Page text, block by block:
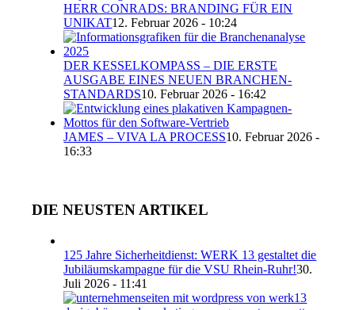
HERR CONRADS: BRANDING FÜR EIN
UNIKAT12. Februar 2026 - 10:24
DER KESSELKOMPASS – DIE ERSTE
AUSGABE EINES NEUEN BRANCHEN-
STANDARDS10. Februar 2026 - 16:42
JAMES – VIVA LA PROCESS10. Februar 2026 -
16:33
DIE NEUSTEN ARTIKEL
125 Jahre Sicherheitdienst: WERK 13 gestaltet die
Jubiläumskampagne für die VSU Rhein-Ruhr!30.
Juli 2026 - 11:41